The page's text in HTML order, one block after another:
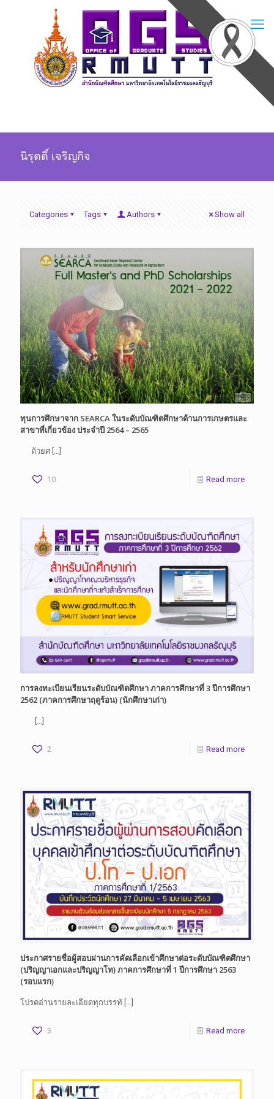
นิรุตติ์ เจริญกิจ
Categories Tags Authors Show all
ทุนการศึกษาจาก SEARCA ในระดับบัณฑิตศึกษาด้านการเกษตรและ
สาขาที่เกี่ยวข้อง ประจำปี 2564 – 2565
ด้วยศ
10 Read more
การลงทะเบียนเรียนระดับบัณฑิตศึกษา ภาคการศึกษาที่ 3 ปีการศึกษา
2562 (ภาคการศึกษาฤดูร้อน) (นักศึกษาเก่า)
2 Read more
ประกาศรายชื่อผู้สอบผ่านการคัดเลือกเข้าศึกษาต่อระดับบัณฑิตศึกษา
(ปริญญาเอกและปริญญาโท) ภาคการศึกษาที่ 1 ปีการศึกษา 2563
(รอบแรก)
โปรดอ่านรายละเอียดทุกบรรทั
3 Read more